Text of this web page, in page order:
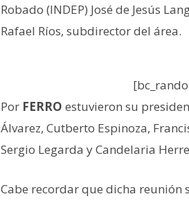
Robado (INDEP) José de Jesús
Rafael Ríos, subdirector del área.
Por FERRO estuvieron su
Álvarez, Cutberto Espinoza,
Sergio Legarda y Candelaria
Cabe recordar que dicha reunión